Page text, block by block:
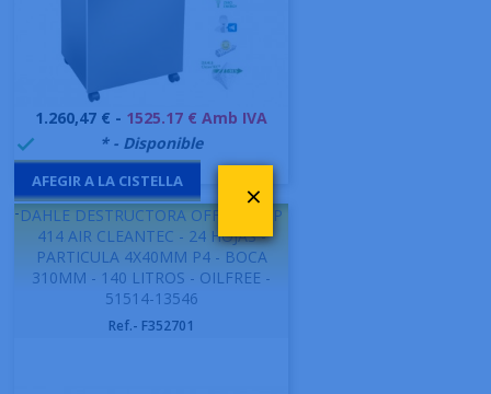
Preu
1.260,47 € - 1525.17 € Amb IVA
 * - Disponible
AFEGIR A LA CISTELLA
-DAHLE DESTRUCTORA OFFICE MHP
414 AIR CLEANTEC - 24 HOJAS -
PARTICULA 4X40MM P4 - BOCA
310MM - 140 LITROS - OILFREE -
51514-13546
Ref.- F352701
×